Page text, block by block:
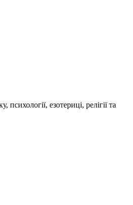
езотериці, релігії та